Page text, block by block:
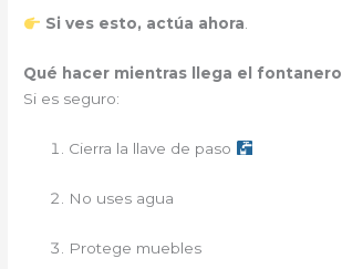
Si ves esto, actúa ahora.
Qué hacer mientras llega el fontanero
Si es seguro:
Cierra la llave de paso
No uses agua
Protege muebles